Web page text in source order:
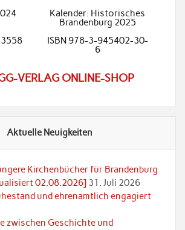
Kalender: Historisches
Brandenburg 2025
3558
ISBN 978-3-945402-30-
6
VERLAG ONLINE-SHOP
Aktuelle Neuigkeiten
Kirchenbücher für Brandenburg
02.08.2026] 31. Juli 2026
und ehrenamtlich engagiert
zwischen Geschichte und